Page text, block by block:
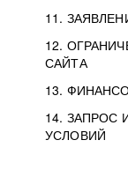
11.
12.
САЙТА
13.
14. ЗАПРОС
УСЛОВИЙ